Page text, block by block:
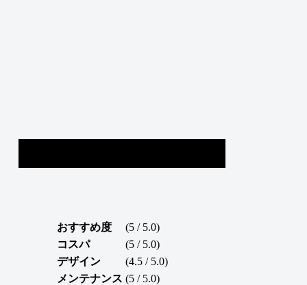
おすすめ度
(5 / 5.0)
コスパ
(5 / 5.0)
デザイン
(4.5 / 5.0)
メンテナンス (5 / 5.0)